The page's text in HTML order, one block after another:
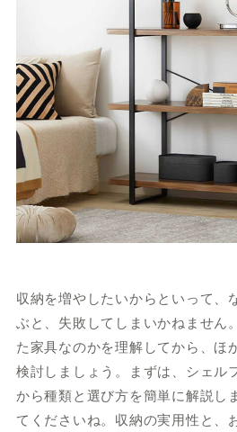
収納を増やしたいからといって、
ぶと、失敗してしまいかねません
た家具なのかを理解してから、ほ
検討しましょう。まずは、シェル
から種類と選び方を簡単に解説し
てくださいね。収納の実用性と、